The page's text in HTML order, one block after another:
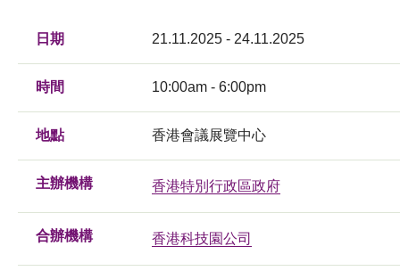
日期 21.11.2025 - 24.11.2025
時間 10:00am - 6:00pm
地點 香港會議展覽中心
主辦機構 香港特別行政區政府
合辦機構 香港科技園公司